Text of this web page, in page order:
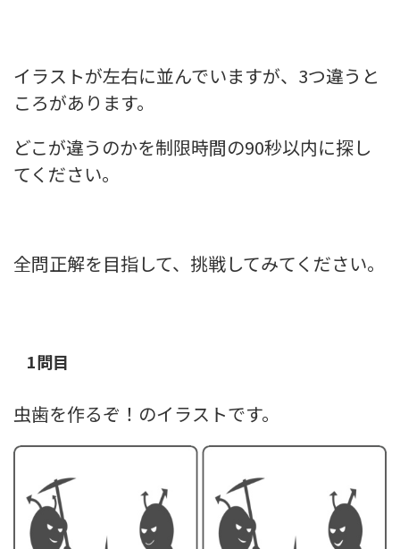
イラストが左右に並んでいますが、3つ違うと
ころがあります。
どこが違うのかを制限時間の90秒以内に探し
てください。
全問正解を目指して、挑戦してみてください。
1問目
虫歯を作るぞ！のイラストです。